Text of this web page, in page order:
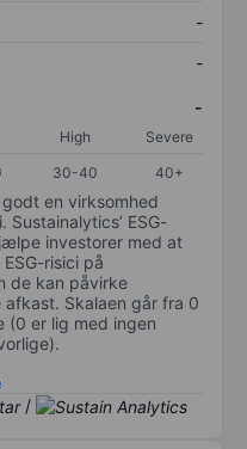
-
-
-
High
Severe
30-40 40+
en virksomhed
ESG-
investorer med at
risici på
de kan påvirke
Skalaen går fra 0
(0 er lig med ingen
/